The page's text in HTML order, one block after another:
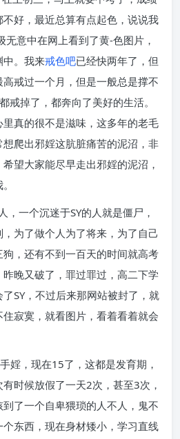
好，最近总算有点起色，说说我
意中在网上看到了黄-色图片，
中。我来戒色吧已经快两年了，但
戒过一个月，但是一般总是撑不
戒掉了，都奔向了美好的生活。
真的很不是滋味，这多年的老毛
爬出邪婬这肮脏痛苦的泥沼，非
望大家能尽早走出邪婬的泥沼，
，一个沉迷于SY的人就是僵尸，
为了做个人为了将来，为了自己
，还有不到一百天的时间就高考
晚又破了，罪过罪过，高二下学
SY，不过后来那网站被封了，就
寂寞，就看图片，看着看着就会
婬，现在15了，这都是发育期，
时候放假了一天2次，甚至3次，
了一个自卑猥琐的人不人，鬼不
东西，现在身材矮小，学习直线